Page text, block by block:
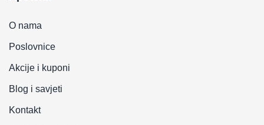
O nama
Poslovnice
Akcije i kuponi
Blog i savjeti
Kontakt